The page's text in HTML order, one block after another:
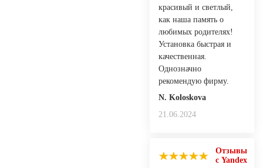
красивый и светлый,
как наша память о
любимых родителях!
Установка быстрая и
качественная.
Однозначно
рекомендую фирму.
N. Koloskovа
21.06.2024
Отзывы
с Yandex